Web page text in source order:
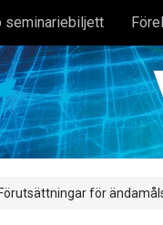
seminariebiljett
Förutsättningar för